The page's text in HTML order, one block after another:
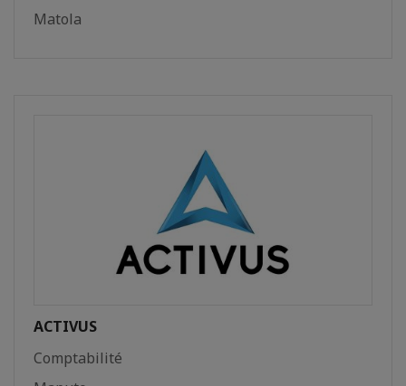
Matola
ACTIVUS
Comptabilité